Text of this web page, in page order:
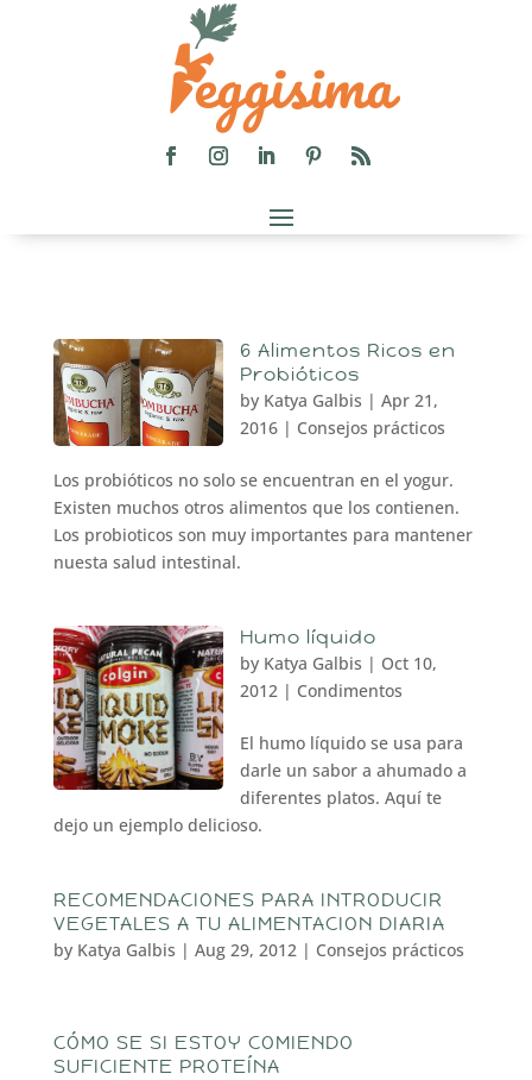
6 Alimentos Ricos en
Probióticos
by Katya Galbis |Apr 21,
2016 | Consejos prácticos
Los probióticos no solo se encuentran en el yogur.
Existen muchos otros alimentos que los contienen.
Los probioticos son muy importantes para mantener
nuesta salud intestinal.
Humo líquido
by Katya Galbis | Oct 10,
2012 | Condimentos
El humo líquido se usa para
darle un sabor a ahumado a
diferentes platos. Aquí te
dejo un ejemplo delicioso.
RECOMENDACIONES PARA INTRODUCIR
VEGETALES A TU ALIMENTACION DIARIA
by Katya Galbis | Aug 29, 2012| Consejos prácticos
CÓMO SE SI ESTOY COMIENDO
SUFICIENTE PROTEÍNA